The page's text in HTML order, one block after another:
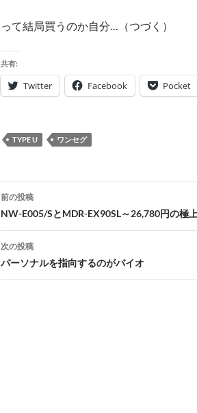
って結局買うのか自分…（つづく）
共有:
Twitter Facebook Pocket
TYPE U ワンセグ
投
稿
ナ
ビ
ゲ
前の投稿
NW-E005/SとMDR-EX90SL～26,780円の極
次の投稿
パーソナルを指向するのがバイオ